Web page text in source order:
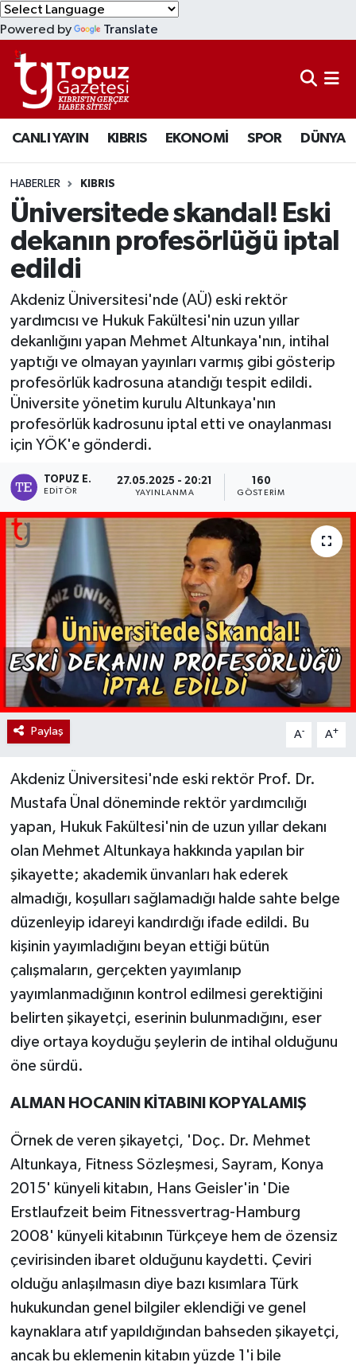
Powered by Translate
CANLI YAYIN KIBRIS EKONOMİ SPOR DÜNYA
HABERLER KIBRIS
Üniversitede skandal! Eski
dekanın profesörlüğü iptal
edildi
Akdeniz Üniversitesi'nde (AÜ) eski rektör
yardımcısı ve Hukuk Fakültesi'nin uzun yıllar
dekanlığını yapan Mehmet Altunkaya'nın, intihal
yaptığı ve olmayan yayınları varmış gibi gösterip
profesörlük kadrosuna atandığı tespit edildi.
Üniversite yönetim kurulu Altunkaya'nın
profesörlük kadrosunu iptal etti ve onaylanması
için YÖK'e gönderdi.
TOPUZ E.
EDITÖR
27.05.2025 - 20:21
YAYINLANMA
160
GÖSTERIM
Paylaş A- A+
Akdeniz Üniversitesi'nde eski rektör Prof. Dr.
Mustafa Ünal döneminde rektör yardımcılığı
yapan, Hukuk Fakültesi'nin de uzun yıllar dekanı
olan Mehmet Altunkaya hakkında yapılan bir
şikayette; akademik ünvanları hak ederek
almadığı, koşulları sağlamadığı halde sahte belge
düzenleyip idareyi kandırdığı ifade edildi. Bu
kişinin yayımladığını beyan ettiği bütün
çalışmaların, gerçekten yayımlanıp
yayımlanmadığının kontrol edilmesi gerektiğini
belirten şikayetçi, eserinin bulunmadığını, eser
diye ortaya koyduğu şeylerin de intihal olduğunu
öne sürdü.
ALMAN HOCANIN KİTABINI KOPYALAMIŞ
Örnek de veren şikayetçi, 'Doç. Dr. Mehmet
Altunkaya, Fitness Sözleşmesi, Sayram, Konya
2015' künyeli kitabın, Hans Geisler'in 'Die
Erstlaufzeit beim Fitnessvertrag-Hamburg
2008' künyeli kitabının Türkçeye hem de özensiz
çevirisinden ibaret olduğunu kaydetti. Çeviri
olduğu anlaşılmasın diye bazı kısımlara Türk
hukukundan genel bilgiler eklendiği ve genel
kaynaklara atıf yapıldığından bahseden şikayetçi,
ancak bu eklemenin kitabın yüzde 1'i bile
KIBRIS
DÜNYA
EKONOMİ
MAGAZİN
SAĞLIK
SPOR
TEKNOLOJİ
TÜRKİYE
Lefkoşa Nöbetçi Eczaneler
Lefkoşa Hava Durumu
Lefkoşa Trafik Yoğunluk Haritası
Süper Lig Puan Durumu ve Fikstür
Tüm Manşetler
Son Dakika Haberleri
Haber Arşivi